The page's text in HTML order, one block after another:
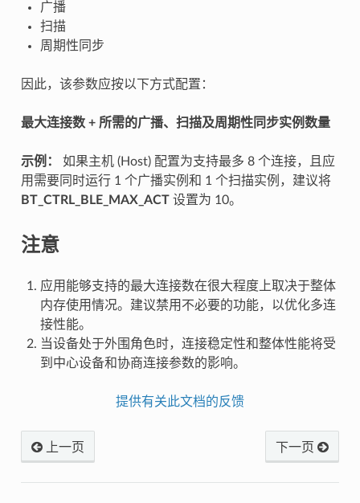
广播
扫描
周期性同步
因此，该参数应按以下方式配置：
最大连接数 + 所需的广播、扫描及周期性同步实例数量
示例：
如果主机 (Host) 配置为支持最多 8 个连接，且应
用需要同时运行 1 个广播实例和 1 个扫描实例，建议将
BT_CTRL_BLE_MAX_ACT设置为 10。
注意
应用能够支持的最大连接数在很大程度上取决于整体
内存使用情况。建议禁用不必要的功能，以优化多连
接性能。
当设备处于外围角色时，连接稳定性和整体性能将受
到中心设备和协商连接参数的影响。
提供有关此文档的反馈
上一页 下一页